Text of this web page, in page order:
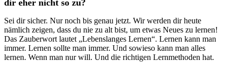
dir eher nicht so zu?
Sei dir sicher. Nur noch bis genau jetzt. Wir werden dir heute
nämlich zeigen, dass du nie zu alt bist, um etwas Neues zu lernen!
Das Zauberwort lautet „Lebenslanges Lernen“. Lernen kann man
immer. Lernen sollte man immer. Und sowieso kann man alles
lernen. Wenn man nur will. Und die richtigen Lernmethoden hat.